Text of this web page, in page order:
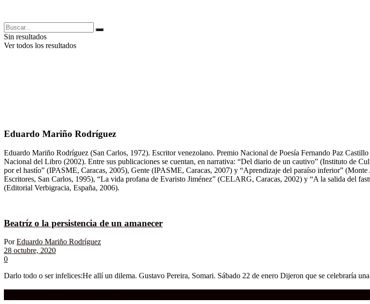
Sin resultados
Ver todos los resultados
Eduardo Mariño Rodríguez
Eduardo Mariño Rodríguez (San Carlos, 1972). Escritor venezolano. Premio Nacional de Poesía Fernando Paz
Nacional del Libro (2002). Entre sus publicaciones se cuentan, en narrativa: “Del diario de un cautivo” (Instituto de
por el hastío” (IPASME, Caracas, 2005), Gente (IPASME, Caracas, 2007) y “Aprendizaje del paraíso inferior”
Escritores, San Carlos, 1995), “La vida profana de Evaristo Jiménez” (CELARG, Caracas, 2002) y “A la salida del
(Editorial Verbigracia, España, 2006).
Beatríz o la persistencia de un amanecer
Por Eduardo Mariño Rodríguez
28 octubre, 2020
0
Darlo todo o ser infelices:He allí un dilema. Gustavo Pereira, Somari. Sábado 22 de enero Dijeron que se celebraría